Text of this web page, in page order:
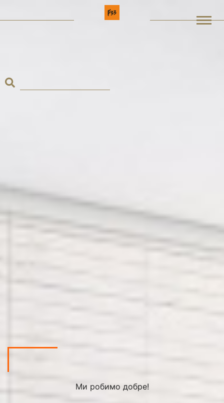
Ми робимо добре!